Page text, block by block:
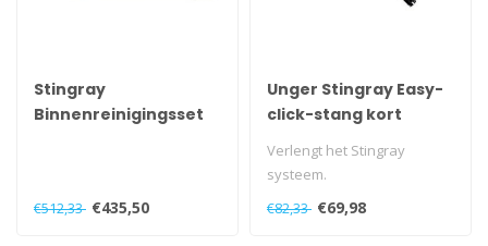
Stingray
Binnenreinigingsset
€512,33 €435,50
Unger Stingray Easy-
click-stang kort
Verlengt het Stingray
systeem.
€82,33 €69,98